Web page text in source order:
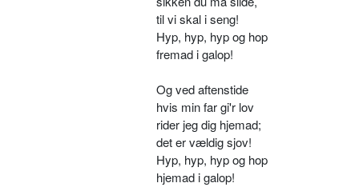
til vi skal i seng!
Hyp, hyp, hyp og hop
fremad i galop!
Og ved aftenstide ­
hvis min far gi'r lov
­rider jeg dig hjemad;
det er vældig sjov!
Hyp, hyp, hyp og hop
hjemad i galop!